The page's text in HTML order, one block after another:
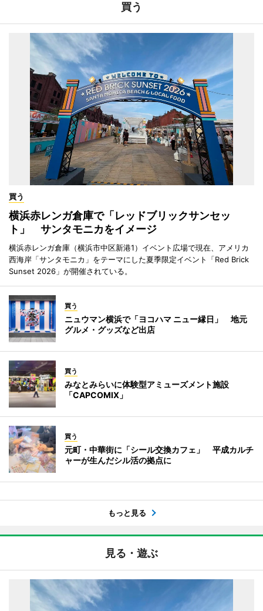
買う
買う
横浜赤レンガ倉庫で「レッドブリックサンセッ
ト」 サンタモニカをイメージ
横浜赤レンガ倉庫（横浜市中区新港1）イベント広場で現在、アメリカ
西海岸「サンタモニカ」をテーマにした夏季限定イベント「Red Brick
Sunset 2026」が開催されている。
買う
ニュウマン横浜で「ヨコハマ ニュー縁日」 地元
グルメ・グッズなど出店
買う
みなとみらいに体験型アミューズメント施設
「CAPCOMIX」
買う
元町・中華街に「シール交換カフェ」 平成カルチ
ャーが生んだシル活の拠点に
もっと見る
見る・遊ぶ